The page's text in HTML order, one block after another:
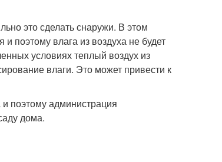
это сделать снаружи. В этом
поэтому влага из воздуха не будет
условиях теплый воздух из
влаги. Это может привести к
поэтому администрация
дома.